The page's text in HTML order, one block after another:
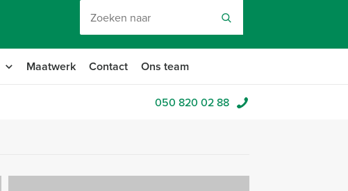
Maatwerk Contact Ons team
050 820 02 88